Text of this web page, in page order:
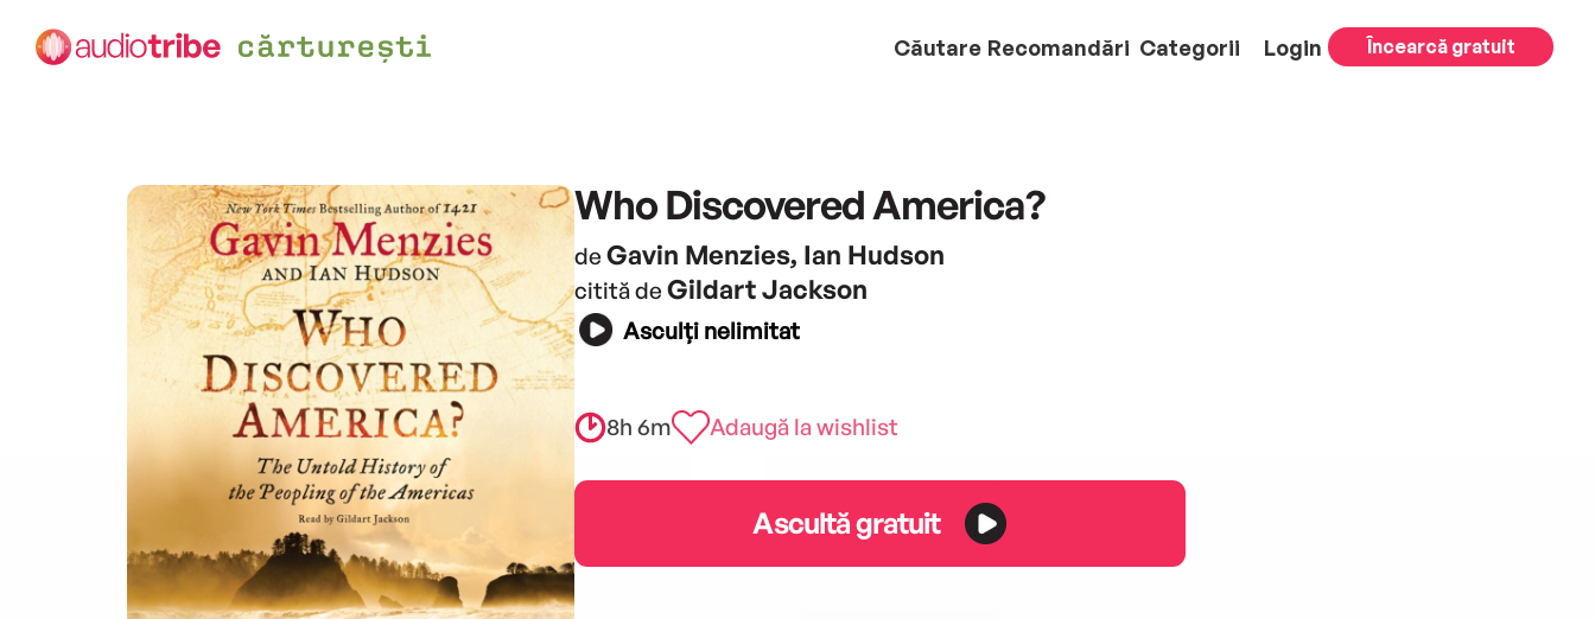
Căutare Recomandări Categorii Login Încearcă gratuit
Who Discovered America?
de Gavin Menzies, Ian Hudson
citită de Gildart Jackson
Asculți nelimitat
8h 6m Adaugă la wishlist
Ascultă gratuit